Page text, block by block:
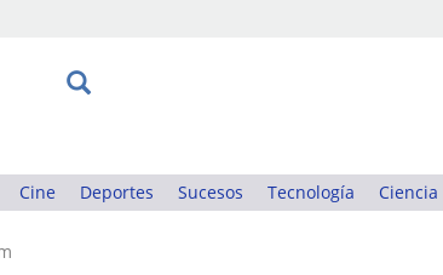
Cine Deportes Sucesos Tecnología Ciencia